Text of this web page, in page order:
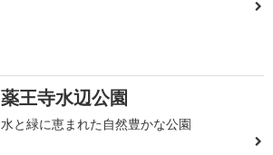
薬王寺水辺公園
水と緑に恵まれた自然豊かな公園